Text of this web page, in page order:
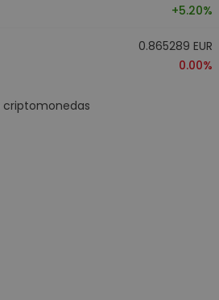
+5.20%
0.865289 EUR
0.00%
criptomonedas